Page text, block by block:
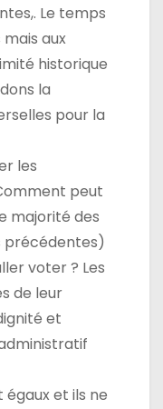
Le temps
aux
historique
la
pour la
les
peut
majorité des
précédentes)
voter ? Les
de leur
et
égaux et ils ne